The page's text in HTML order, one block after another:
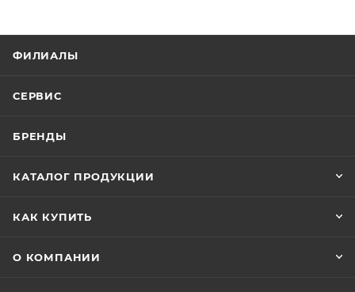
ФИЛИАЛЫ
СЕРВИС
БРЕНДЫ
КАТАЛОГ ПРОДУКЦИИ
КАК КУПИТЬ
О КОМПАНИИ